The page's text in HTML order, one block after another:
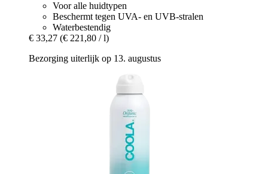
Voor alle huidtypen
Beschermt tegen UVA- en UVB-stralen
Waterbestendig
€ 33,27 (€ 221,80 / l)
Bezorging uiterlijk op 13. augustus